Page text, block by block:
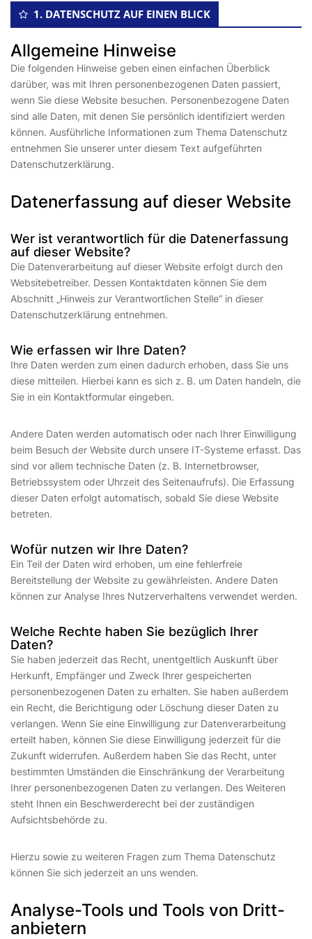
1. DATENSCHUTZ AUF EINEN BLICK
Allgemeine Hinweise
Die folgenden Hinweise geben einen einfachen Überblick
darüber, was mit Ihren personenbezogenen Daten passiert,
wenn Sie diese Website besuchen. Personenbezogene Daten
sind alle Daten, mit denen Sie persönlich identifiziert werden
können. Ausführliche Informationen zum Thema Datenschutz
entnehmen Sie unserer unter diesem Text aufgeführten
Datenschutzerklärung.
Datenerfassung auf dieser Website
Wer ist verantwortlich für die Datenerfassung
auf dieser Website?
Die Datenverarbeitung auf dieser Website erfolgt durch den
Websitebetreiber. Dessen Kontaktdaten können Sie dem
Abschnitt „Hinweis zur Verantwortlichen Stelle“ in dieser
Datenschutzerklärung entnehmen.
Wie erfassen wir Ihre Daten?
Ihre Daten werden zum einen dadurch erhoben, dass Sie uns
diese mitteilen. Hierbei kann es sich z. B. um Daten handeln, die
Sie in ein Kontaktformular eingeben.
Andere Daten werden automatisch oder nach Ihrer Einwilligung
beim Besuch der Website durch unsere IT-Systeme erfasst. Das
sind vor allem technische Daten (z. B. Internetbrowser,
Betriebssystem oder Uhrzeit des Seitenaufrufs). Die Erfassung
dieser Daten erfolgt automatisch, sobald Sie diese Website
betreten.
Wofür nutzen wir Ihre Daten?
Ein Teil der Daten wird erhoben, um eine fehlerfreie
Bereitstellung der Website zu gewährleisten. Andere Daten
können zur Analyse Ihres Nutzerverhaltens verwendet werden.
Welche Rechte haben Sie bezüglich Ihrer
Daten?
Sie haben jederzeit das Recht, unentgeltlich Auskunft über
Herkunft, Empfänger und Zweck Ihrer gespeicherten
personenbezogenen Daten zu erhalten. Sie haben außerdem
ein Recht, die Berichtigung oder Löschung dieser Daten zu
verlangen. Wenn Sie eine Einwilligung zur Datenverarbeitung
erteilt haben, können Sie diese Einwilligung jederzeit für die
Zukunft widerrufen. Außerdem haben Sie das Recht, unter
bestimmten Umständen die Einschränkung der Verarbeitung
Ihrer personenbezogenen Daten zu verlangen. Des Weiteren
steht Ihnen ein Beschwerderecht bei der zuständigen
Aufsichtsbehörde zu.
Hierzu sowie zu weiteren Fragen zum Thema Datenschutz
können Sie sich jederzeit an uns wenden.
Analyse-Tools und Tools von Dritt­
anbietern